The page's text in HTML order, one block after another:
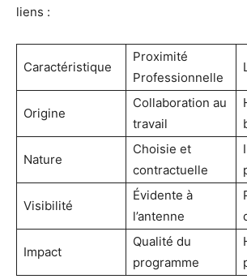
liens :
Caractéristique
Proximité
Professionnelle
Origine
Collaboration au
travail
Nature
Choisie et
contractuelle
Visibilité
Évidente à
l’antenne
Impact
Qualité du
programme